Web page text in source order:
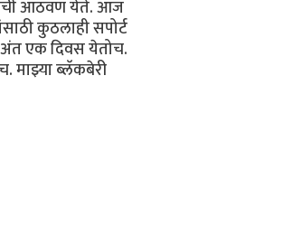
आठवण येते. आज
कुठलाही सपोर्ट
अंत एक दिवस येतोच.
माझ्या ब्लॅकबेरी